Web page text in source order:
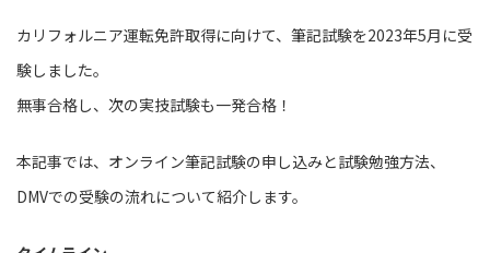
カリフォルニア運転免許取得に向けて、筆記試験を2023年5月に受
験しました。
無事合格し、次の実技試験も一発合格！
本記事では、オンライン筆記試験の申し込みと試験勉強方法、
DMVでの受験の流れについて紹介します。